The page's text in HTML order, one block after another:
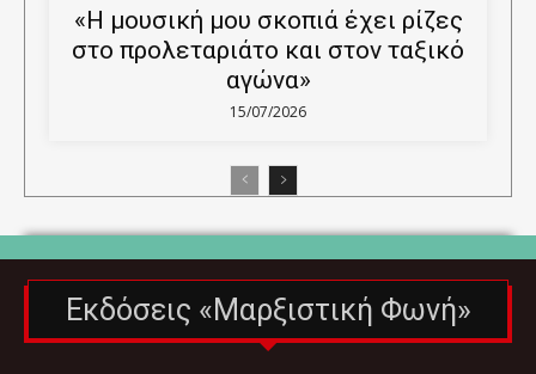
«Η μουσική μου σκοπιά έχει ρίζες
στο προλεταριάτο και στον ταξικό
αγώνα»
15/07/2026
Εκδόσεις «Μαρξιστική Φωνή»